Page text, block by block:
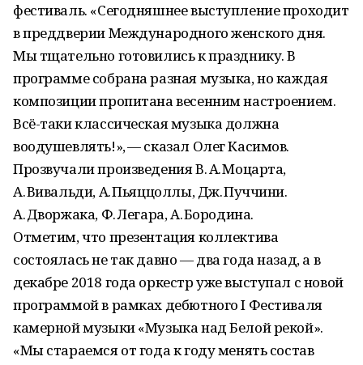
фестиваль. «Сегодняшнее выступление проходит
в преддверии Международного женского дня.
Мы тщательно готовились к празднику. В
программе собрана разная музыка, но каждая
композиции пропитана весенним настроением.
Всё-таки классическая музыка должна
воодушевлять!», — сказал Олег Касимов.
Прозвучали произведения В. А. Моцарта,
А. Вивальди, А. Пьяццоллы, Дж. Пуччини.
А. Дворжака, Ф. Легара, А. Бородина.
Отметим, что презентация коллектива
состоялась не так давно — два года назад, а в
декабре 2018 года оркестр уже выступал с новой
программой в рамках дебютного I Фестиваля
камерной музыки «Музыка над Белой рекой».
«Мы стараемся от года к году менять состав